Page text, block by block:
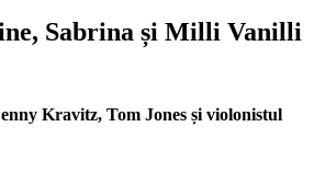
Sabrina și Milli Vanilli
Kravitz, Tom Jones și violonistul